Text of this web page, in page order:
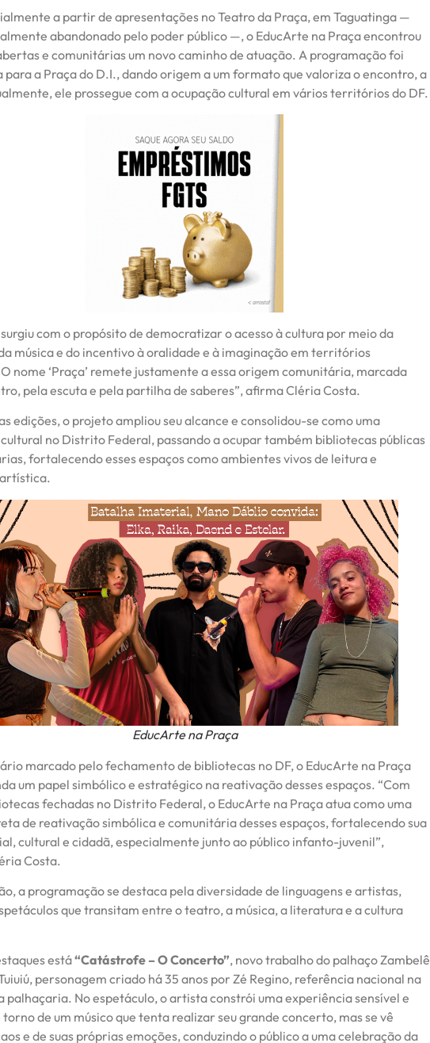
a partir de apresentações no Teatro da Praça, em Taguatinga —
abandonado pelo poder público —, o EducArte na Praça encontrou
e comunitárias um novo caminho de atuação. A programação foi
a Praça do D.I., dando origem a um formato que valoriza o encontro, a
ele prossegue com a ocupação cultural em vários territórios do DF.
com o propósito de democratizar o acesso à cultura por meio da
música e do incentivo à oralidade e à imaginação em territórios
nome ‘Praça’ remete justamente a essa origem comunitária, marcada
pela escuta e pela partilha de saberes”, afirma Cléria Costa.
edições, o projeto ampliou seu alcance e consolidou-se como uma
no Distrito Federal, passando a ocupar também bibliotecas públicas
fortalecendo esses espaços como ambientes vivos de leitura e
EducArte na Praça
marcado pelo fechamento de bibliotecas no DF, o EducArte na Praça
um papel simbólico e estratégico na reativação desses espaços. “Com
fechadas no Distrito Federal, o EducArte na Praça atua como uma
de reativação simbólica e comunitária desses espaços, fortalecendo sua
cultural e cidadã, especialmente junto ao público infanto-juvenil”,
Costa.
a programação se destaca pela diversidade de linguagens e artistas,
que transitam entre o teatro, a música, a literatura e a cultura
está“Catástrofe – O Concerto”, novo trabalho do palhaço Zambelê
personagem criado há 35 anos por Zé Regino, referência nacional na
palhaçaria. No espetáculo, o artista constrói uma experiência sensível e
de um músico que tenta realizar seu grande concerto, mas se vê
e de suas próprias emoções, conduzindo o público a uma celebração da